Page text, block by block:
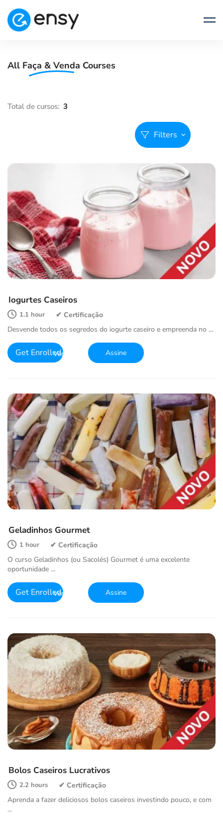
All Faça & Venda Courses
Filters
Iogurtes Caseiros
1.1 hour
Desvende todos os segredos do iogurte caseiro e empreenda no …
Get Enrolled
Geladinhos Gourmet
1 hour
O curso Geladinhos (ou Sacolés) Gourmet é uma excelente
oportunidade …
Get Enrolled
Bolos Caseiros Lucrativos
2.2 hours
Aprenda a fazer deliciosos bolos caseiros investindo pouco, e com
…